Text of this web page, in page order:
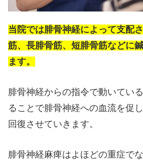
当院では腓骨神経によって支配
筋、長腓骨筋、短腓骨筋などに
ます。
腓骨神経からの指令で動いてい
ることで腓骨神経への血流を促
回復させていきます。
腓骨神経麻痺はよほどの重症で